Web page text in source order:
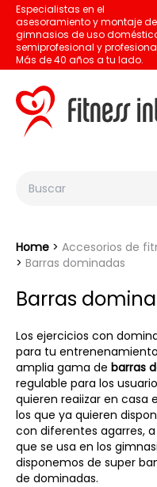
Especialistas en el
asesoramiento y montaje de
gimnasios de uso
semiprofesional y
Más de 40 años a tu lado.
Home Accesorios de
Barras dominadas
Barras
Los ejercicios con
para tu
amplia gama de barras
regulable para los
quieren reaiizar en casa
los que ya quieren
con diferentes agarres,
que se usa en los
disponemos de super
de dominadas.